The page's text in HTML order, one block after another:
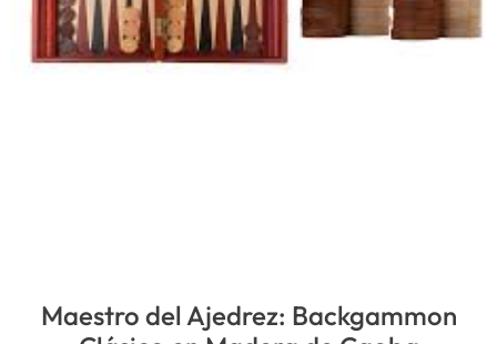
Maestro del Ajedrez: Backgammon